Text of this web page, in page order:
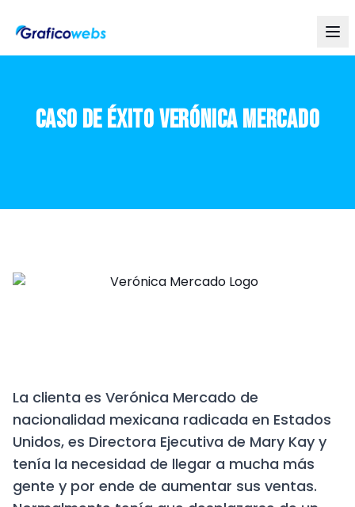
Caso de Éxito Verónica Mercado
La clienta es Verónica Mercado de
nacionalidad mexicana radicada en Estados
Unidos, es Directora Ejecutiva de Mary Kay y
tenía la necesidad de llegar a mucha más
gente y por ende de aumentar sus ventas.